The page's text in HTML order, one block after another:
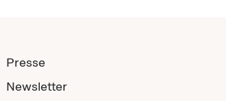
Presse
Newsletter